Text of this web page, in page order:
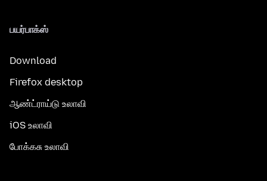
பயர்பாக்ஸ்
Download
Firefox desktop
ஆண்ட்ராய்டு உலாவி
iOS உலாவி
போக்கசு உலாவி